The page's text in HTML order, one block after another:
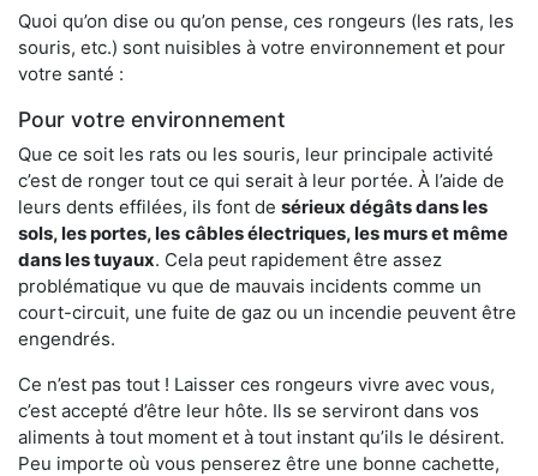
Quoi qu’on dise ou qu’on pense, ces rongeurs (les rats, les
souris, etc.) sont nuisibles à votre environnement et pour
votre santé :
Pour votre environnement
Que ce soit les rats ou les souris, leur principale activité
c’est de ronger tout ce qui serait à leur portée. À l’aide de
leurs dents effilées, ils font de sérieux dégâts dans les
sols, les portes, les câbles électriques, les murs et même
dans les tuyaux. Cela peut rapidement être assez
problématique vu que de mauvais incidents comme un
court-circuit, une fuite de gaz ou un incendie peuvent être
engendrés.
Ce n’est pas tout ! Laisser ces rongeurs vivre avec vous,
c’est accepté d’être leur hôte. Ils se serviront dans vos
aliments à tout moment et à tout instant qu’ils le désirent.
Peu importe où vous penserez être une bonne cachette,